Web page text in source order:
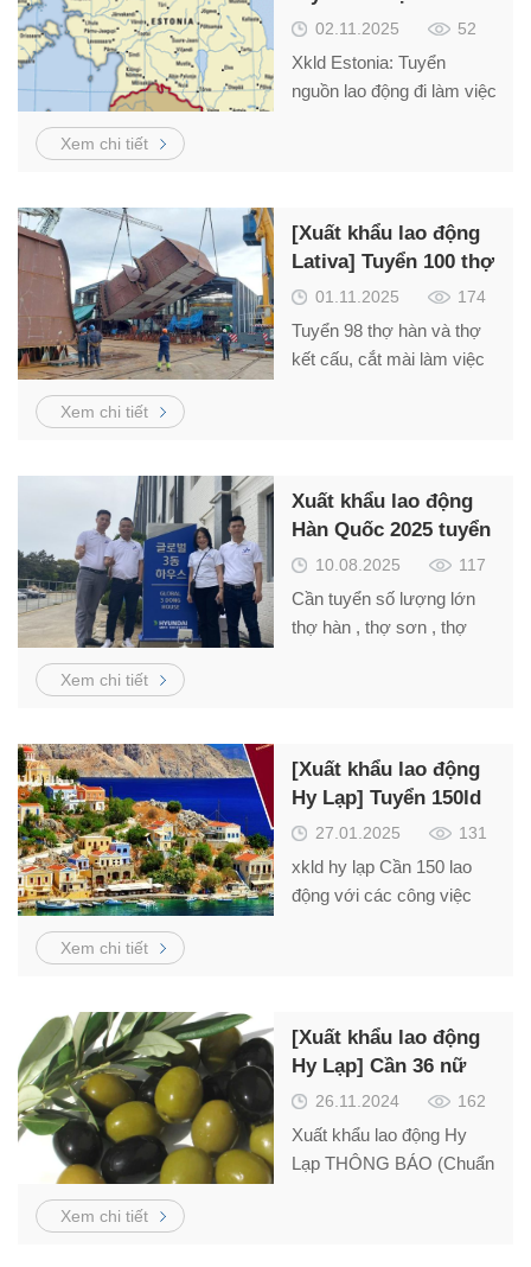
lương cao
02.11.2025 52
Xkld Estonia: Tuyển
nguồn lao động đi làm việc
Các nhà máy sản xuất với
các thông tin tuyển dụng
và điều kiện làm việc như
sau: 1. Ngành nghề tuyển
dụng, mức lương như
Xem chi tiết
[Xuất khẩu lao động
Lativa] Tuyển 100 thợ
hàn, gia công cơ khí
01.11.2025 174
Tuyển 98 thợ hàn và thợ
kết cấu, cắt mài làm việc
Xem chi tiết
Xuất khẩu lao động
Hàn Quốc 2025 tuyển
gấp 500 thợ hàn, thợ
sơn E7-3
10.08.2025 117
Cần tuyển số lượng lớn
thợ hàn , thợ sơn , thợ
Xem chi tiết
[Xuất khẩu lao động
Hy Lạp] Tuyển 150ld
nhiều công việc hấp
dẫn
27.01.2025 131
xkld hy lạp Cần 150 lao
động với các công việc
Xem chi tiết
[Xuất khẩu lao động
Hy Lạp] Cần 36 nữ
chế biến Ô Liu
26.11.2024 162
Xuất khẩu lao động Hy
Lạp THÔNG BÁO (Chuẩn
Xem chi tiết